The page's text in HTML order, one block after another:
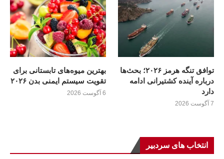
توافق تنگه هرمز ۲۰۲۶؛ بحث‌ها
درباره آینده کشتیرانی ادامه
دارد
7 آگوست 2026
بهترین میوه‌های تابستانی برای
تقویت سیستم ایمنی بدن ۲۰۲۶
6 آگوست 2026
انتخاب های سردبیر